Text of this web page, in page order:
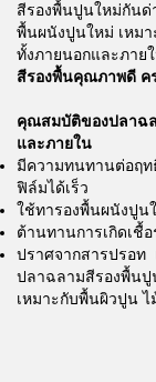
สีรองพื้นปูนใหม่กันด่
พื้นผนังปูนใหม่ เหม
ทั้งภายนอกและภาย
สีรองพื้นคุณภาพดี ค
คุณสมบัติของปลาฉ
และภายใน
มีความทนทานต่อฤท
ฟิล์มได้เร็ว
ใช้ทารองพื้นผนังปูน
ต้านทานการเกิดเชื้อ
ปราศจากสารปรอท
ปลาฉลามสีรองพื้นปู
เหมาะกับพื้นผิวปูน